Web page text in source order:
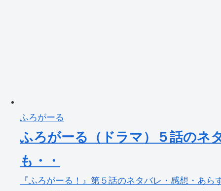
ふろがーる
ふろがーる（ドラマ）５話のネ
も・・
『ふろがーる！』第５話のネタバレ・感想・あ